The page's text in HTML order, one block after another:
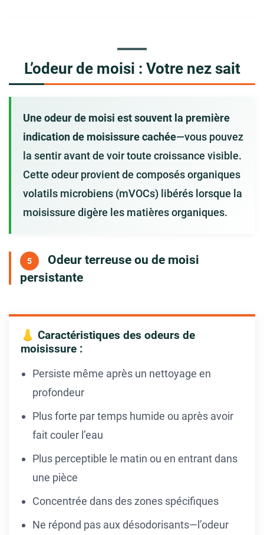
L’odeur de moisi : Votre nez sait
Une odeur de moisi est souvent la première
indication de moisissure cachée—vous pouvez
la sentir avant de voir toute croissance visible.
Cette odeur provient de composés organiques
volatils microbiens (mVOCs) libérés lorsque la
moisissure digère les matières organiques.
5
Odeur terreuse ou de moisi
persistante
👃 Caractéristiques des odeurs de
moisissure :
Persiste même après un nettoyage en
profondeur
Plus forte par temps humide ou après avoir
fait couler l’eau
Plus perceptible le matin ou en entrant dans
une pièce
Concentrée dans des zones spécifiques
Ne répond pas aux désodorisants—l’odeur